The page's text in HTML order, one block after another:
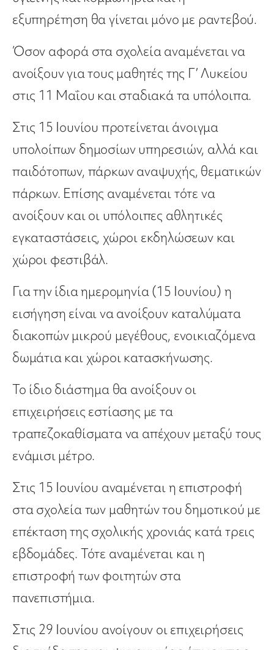
εξυπηρέτηση θα γίνεται μόνο με ραντεβού.
Όσον αφορά στα σχολεία αναμένεται να
ανοίξουν για τους μαθητές της Γ’ Λυκείου
στις 11 Μαΐου και σταδιακά τα υπόλοιπα.
Στις 15 Ιουνίου προτείνεται άνοιγμα
υπολοίπων δημοσίων υπηρεσιών, αλλά και
παιδότοπων, πάρκων αναψυχής, θεματικών
πάρκων. Επίσης αναμένεται τότε να
ανοίξουν και οι υπόλοιπες αθλητικές
εγκαταστάσεις, χώροι εκδηλώσεων και
χώροι φεστιβάλ.
Για την ίδια ημερομηνία (15 Ιουνίου) η
εισήγηση είναι να ανοίξουν καταλύματα
διακοπών μικρού μεγέθους, ενοικιαζόμενα
δωμάτια και χώροι κατασκήνωσης.
Το ίδιο διάστημα θα ανοίξουν οι
επιχειρήσεις εστίασης με τα
τραπεζοκαθίσματα να απέχουν μεταξύ τους
ενάμισι μέτρο.
Στις 15 Ιουνίου αναμένεται η επιστροφή
στα σχολεία των μαθητών του δημοτικού με
επέκταση της σχολικής χρονιάς κατά τρεις
εβδομάδες. Τότε αναμένεται και η
επιστροφή των φοιτητών στα
πανεπιστήμια.
Στις 29 Ιουνίου ανοίγουν οι επιχειρήσεις